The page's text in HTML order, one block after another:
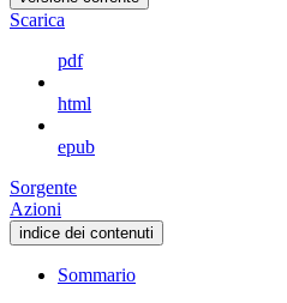
Scarica
pdf
html
epub
Sorgente
Azioni
indice dei contenuti
Sommario